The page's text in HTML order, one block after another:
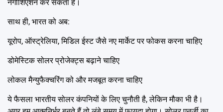
नेगोशिएशन कर सकता है।
साथ ही, भारत को अब:
यूरोप, ऑस्ट्रेलिया, मिडिल ईस्ट जैसे नए मार्केट पर फोकस करना चाहिए
डोमेस्टिक सोलर प्रोजेक्ट्स बढ़ाने चाहिए
लोकल मैन्युफैक्चरिंग को और मजबूत करना चाहिए
ये फैसला भारतीय सोलर कंपनियों के लिए चुनौती है, लेकिन मौका भी है।